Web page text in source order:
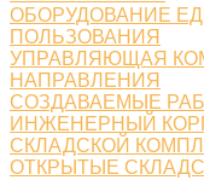
ОБОРУДОВАНИЕ
ПОЛЬЗОВАНИЯ
УПРАВЛЯЮЩАЯ
НАПРАВЛЕНИЯ
СОЗДАВАЕМЫЕ
ИНЖЕНЕРНЫЙ
СКЛАДСКОЙ
ОТКРЫТЫЕ